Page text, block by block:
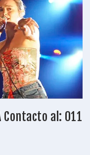
Contacto al: 011